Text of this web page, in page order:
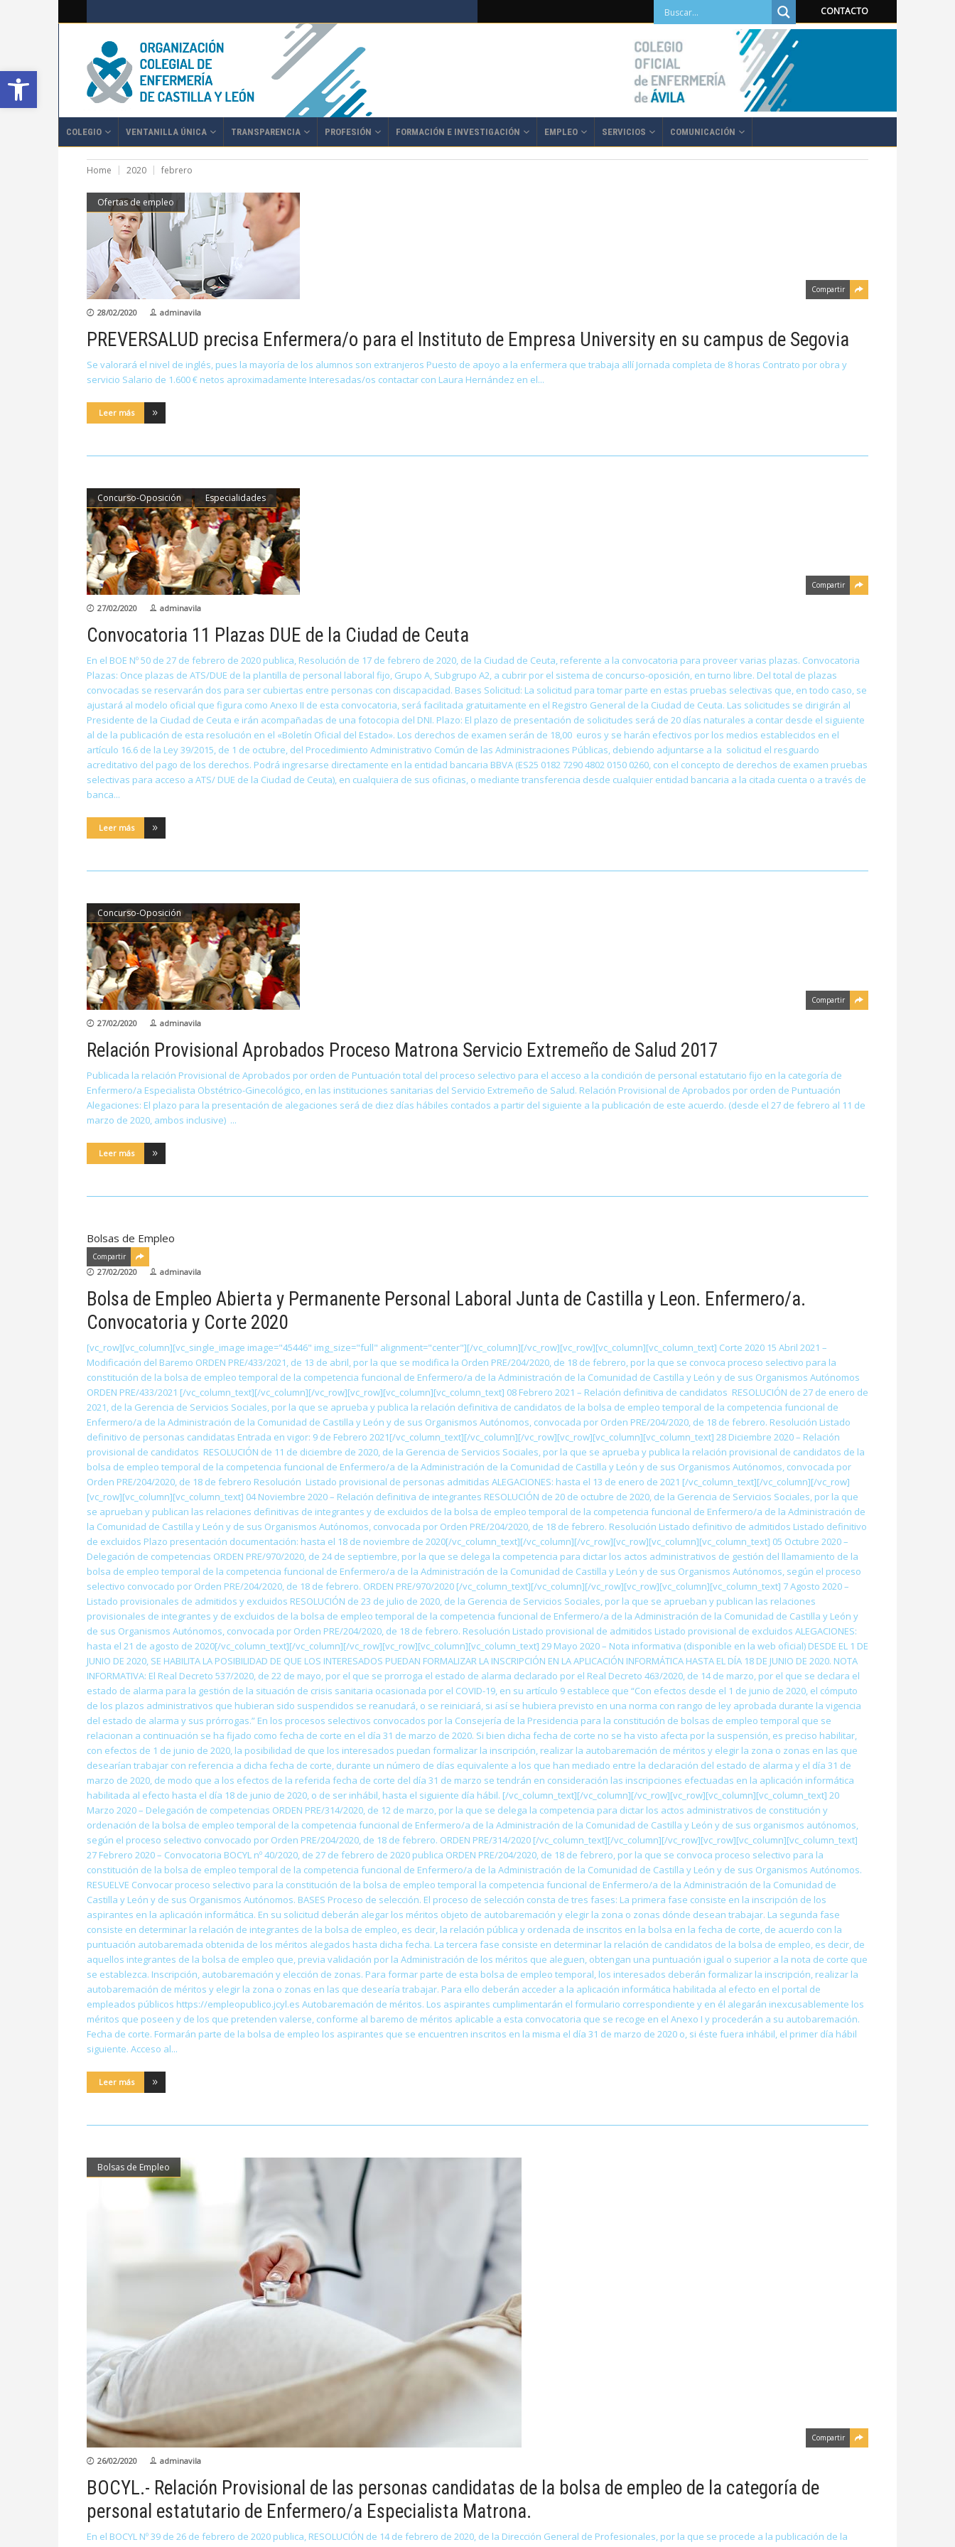
Abrir barra de herramientas
CONTACTO
COLEGIO VENTANILLA ÚNICA TRANSPARENCIA PROFESIÓN FORMACIÓN E INVESTIGACIÓN EMPLEO SERVICIOS COMUNICACIÓN
Home 2020 febrero
Ofertas de empleo
Compartir
28/02/2020 adminavila
PREVERSALUD precisa Enfermera/o para el Instituto de Empresa University en su campus de Segovia
Se valorará el nivel de inglés, pues la mayoría de los alumnos son extranjeros Puesto de apoyo a la enfermera que trabaja allí Jornada completa de 8 horas Contrato por obra y
servicio Salario de 1.600 € netos aproximadamente Interesadas/os contactar con Laura Hernández en el
Leer más
Concurso-Oposición Especialidades
Compartir
27/02/2020 adminavila
Convocatoria 11 Plazas DUE de la Ciudad de Ceuta
En el BOE Nº 50 de 27 de febrero de 2020 publica, Resolución de 17 de febrero de 2020, de la Ciudad de Ceuta, referente a la convocatoria para proveer varias plazas. Convocatoria
Plazas: Once plazas de ATS/DUE de la plantilla de personal laboral fijo, Grupo A, Subgrupo A2, a cubrir por el sistema de concurso-oposición, en turno libre. Del total de plazas
convocadas se reservarán dos para ser cubiertas entre personas con discapacidad. Bases Solicitud: La solicitud para tomar parte en estas pruebas selectivas que, en todo caso, se
ajustará al modelo oficial que figura como Anexo II de esta convocatoria, será facilitada gratuitamente en el Registro General de la Ciudad de Ceuta. Las solicitudes se dirigirán al
Presidente de la Ciudad de Ceuta e irán acompañadas de una fotocopia del DNI. Plazo: El plazo de presentación de solicitudes será de 20 días naturales a contar desde el siguiente
al de la publicación de esta resolución en el «Boletín Oficial del Estado». Los derechos de examen serán de 18,00 euros y se harán efectivos por los medios establecidos en el
artículo 16.6 de la Ley 39/2015, de 1 de octubre, del Procedimiento Administrativo Común de las Administraciones Públicas, debiendo adjuntarse a la solicitud el resguardo
acreditativo del pago de los derechos. Podrá ingresarse directamente en la entidad bancaria BBVA (ES25 0182 7290 4802 0150 0260, con el concepto de derechos de examen pruebas
selectivas para acceso a ATS/ DUE de la Ciudad de Ceuta), en cualquiera de sus oficinas, o mediante transferencia desde cualquier entidad bancaria a la citada cuenta o a través de
banca
Leer más
Concurso-Oposición
Compartir
27/02/2020 adminavila
Relación Provisional Aprobados Proceso Matrona Servicio Extremeño de Salud 2017
Publicada la relación Provisional de Aprobados por orden de Puntuación total del proceso selectivo para el acceso a la condición de personal estatutario fijo en la categoría de
Enfermero/a Especialista Obstétrico-Ginecológico, en las instituciones sanitarias del Servicio Extremeño de Salud. Relación Provisional de Aprobados por orden de Puntuación
Alegaciones: El plazo para la presentación de alegaciones será de diez días hábiles contados a partir del siguiente a la publicación de este acuerdo. (desde el 27 de febrero al 11 de
marzo de 2020, ambos inclusive)
Leer más
Bolsas de Empleo
Compartir
27/02/2020 adminavila
Bolsa de Empleo Abierta y Permanente Personal Laboral Junta de Castilla y Leon. Enfermero/a.
Convocatoria y Corte 2020
[vc_row][vc_column][vc_single_image image="45446" img_size="full" alignment="center"][/vc_column][/vc_row][vc_row][vc_column][vc_column_text] Corte 2020 15 Abril 2021 –
Modificación del Baremo ORDEN PRE/433/2021, de 13 de abril, por la que se modifica la Orden PRE/204/2020, de 18 de febrero, por la que se convoca proceso selectivo para la
constitución de la bolsa de empleo temporal de la competencia funcional de Enfermero/a de la Administración de la Comunidad de Castilla y León y de sus Organismos Autónomos
ORDEN PRE/433/2021 [/vc_column_text][/vc_column][/vc_row][vc_row][vc_column][vc_column_text] 08 Febrero 2021 – Relación definitiva de candidatos RESOLUCIÓN de 27 de enero de
2021, de la Gerencia de Servicios Sociales, por la que se aprueba y publica la relación definitiva de candidatos de la bolsa de empleo temporal de la competencia funcional de
Enfermero/a de la Administración de la Comunidad de Castilla y León y de sus Organismos Autónomos, convocada por Orden PRE/204/2020, de 18 de febrero. Resolución Listado
definitivo de personas candidatas Entrada en vigor: 9 de Febrero 2021[/vc_column_text][/vc_column][/vc_row][vc_row][vc_column][vc_column_text] 28 Diciembre 2020 – Relación
provisional de candidatos RESOLUCIÓN de 11 de diciembre de 2020, de la Gerencia de Servicios Sociales, por la que se aprueba y publica la relación provisional de candidatos de la
bolsa de empleo temporal de la competencia funcional de Enfermero/a de la Administración de la Comunidad de Castilla y León y de sus Organismos Autónomos, convocada por
Orden PRE/204/2020, de 18 de febrero Resolución Listado provisional de personas admitidas ALEGACIONES: hasta el 13 de enero de 2021 [/vc_column_text][/vc_column][/vc_row]
[vc_row][vc_column][vc_column_text] 04 Noviembre 2020 – Relación definitiva de integrantes RESOLUCIÓN de 20 de octubre de 2020, de la Gerencia de Servicios Sociales, por la que
se aprueban y publican las relaciones definitivas de integrantes y de excluidos de la bolsa de empleo temporal de la competencia funcional de Enfermero/a de la Administración de
la Comunidad de Castilla y León y de sus Organismos Autónomos, convocada por Orden PRE/204/2020, de 18 de febrero. Resolución Listado definitivo de admitidos Listado definitivo
de excluidos Plazo presentación documentación: hasta el 18 de noviembre de 2020[/vc_column_text][/vc_column][/vc_row][vc_row][vc_column][vc_column_text] 05 Octubre 2020 –
Delegación de competencias ORDEN PRE/970/2020, de 24 de septiembre, por la que se delega la competencia para dictar los actos administrativos de gestión del llamamiento de la
bolsa de empleo temporal de la competencia funcional de Enfermero/a de la Administración de la Comunidad de Castilla y León y de sus Organismos Autónomos, según el proceso
selectivo convocado por Orden PRE/204/2020, de 18 de febrero. ORDEN PRE/970/2020 [/vc_column_text][/vc_column][/vc_row][vc_row][vc_column][vc_column_text] 7 Agosto 2020 –
Listado provisionales de admitidos y excluidos RESOLUCIÓN de 23 de julio de 2020, de la Gerencia de Servicios Sociales, por la que se aprueban y publican las relaciones
provisionales de integrantes y de excluidos de la bolsa de empleo temporal de la competencia funcional de Enfermero/a de la Administración de la Comunidad de Castilla y León y
de sus Organismos Autónomos, convocada por Orden PRE/204/2020, de 18 de febrero. Resolución Listado provisional de admitidos Listado provisional de excluidos ALEGACIONES:
hasta el 21 de agosto de 2020[/vc_column_text][/vc_column][/vc_row][vc_row][vc_column][vc_column_text] 29 Mayo 2020 – Nota informativa (disponible en la web oficial) DESDE EL 1 DE
JUNIO DE 2020, SE HABILITA LA POSIBILIDAD DE QUE LOS INTERESADOS PUEDAN FORMALIZAR LA INSCRIPCIÓN EN LA APLICACIÓN INFORMÁTICA HASTA EL DÍA 18 DE JUNIO DE 2020. NOTA
INFORMATIVA: El Real Decreto 537/2020, de 22 de mayo, por el que se prorroga el estado de alarma declarado por el Real Decreto 463/2020, de 14 de marzo, por el que se declara el
estado de alarma para la gestión de la situación de crisis sanitaria ocasionada por el COVID-19, en su artículo 9 establece que “Con efectos desde el 1 de junio de 2020, el cómputo
de los plazos administrativos que hubieran sido suspendidos se reanudará, o se reiniciará, si así se hubiera previsto en una norma con rango de ley aprobada durante la vigencia
del estado de alarma y sus prórrogas.” En los procesos selectivos convocados por la Consejería de la Presidencia para la constitución de bolsas de empleo temporal que se
relacionan a continuación se ha fijado como fecha de corte en el día 31 de marzo de 2020. Si bien dicha fecha de corte no se ha visto afecta por la suspensión, es preciso habilitar,
con efectos de 1 de junio de 2020, la posibilidad de que los interesados puedan formalizar la inscripción, realizar la autobaremación de méritos y elegir la zona o zonas en las que
desearían trabajar con referencia a dicha fecha de corte, durante un número de días equivalente a los que han mediado entre la declaración del estado de alarma y el día 31 de
marzo de 2020, de modo que a los efectos de la referida fecha de corte del día 31 de marzo se tendrán en consideración las inscripciones efectuadas en la aplicación informática
habilitada al efecto hasta el día 18 de junio de 2020, o de ser inhábil, hasta el siguiente día hábil. [/vc_column_text][/vc_column][/vc_row][vc_row][vc_column][vc_column_text] 20
Marzo 2020 – Delegación de competencias ORDEN PRE/314/2020, de 12 de marzo, por la que se delega la competencia para dictar los actos administrativos de constitución y
ordenación de la bolsa de empleo temporal de la competencia funcional de Enfermero/a de la Administración de la Comunidad de Castilla y León y de sus organismos autónomos,
según el proceso selectivo convocado por Orden PRE/204/2020, de 18 de febrero. ORDEN PRE/314/2020 [/vc_column_text][/vc_column][/vc_row][vc_row][vc_column][vc_column_text]
27 Febrero 2020 – Convocatoria BOCYL nº 40/2020, de 27 de febrero de 2020 publica ORDEN PRE/204/2020, de 18 de febrero, por la que se convoca proceso selectivo para la
constitución de la bolsa de empleo temporal de la competencia funcional de Enfermero/a de la Administración de la Comunidad de Castilla y León y de sus Organismos Autónomos.
RESUELVE Convocar proceso selectivo para la constitución de la bolsa de empleo temporal la competencia funcional de Enfermero/a de la Administración de la Comunidad de
Castilla y León y de sus Organismos Autónomos. BASES Proceso de selección. El proceso de selección consta de tres fases: La primera fase consiste en la inscripción de los
aspirantes en la aplicación informática. En su solicitud deberán alegar los méritos objeto de autobaremación y elegir la zona o zonas dónde desean trabajar. La segunda fase
consiste en determinar la relación de integrantes de la bolsa de empleo, es decir, la relación pública y ordenada de inscritos en la bolsa en la fecha de corte, de acuerdo con la
puntuación autobaremada obtenida de los méritos alegados hasta dicha fecha. La tercera fase consiste en determinar la relación de candidatos de la bolsa de empleo, es decir, de
aquellos integrantes de la bolsa de empleo que, previa validación por la Administración de los méritos que aleguen, obtengan una puntuación igual o superior a la nota de corte que
se establezca. Inscripción, autobaremación y elección de zonas. Para formar parte de esta bolsa de empleo temporal, los interesados deberán formalizar la inscripción, realizar la
autobaremación de méritos y elegir la zona o zonas en las que desearía trabajar. Para ello deberán acceder a la aplicación informática habilitada al efecto en el portal de
empleados públicos https://empleopublico.jcyl.es Autobaremación de méritos. Los aspirantes cumplimentarán el formulario correspondiente y en él alegarán inexcusablemente los
méritos que poseen y de los que pretenden valerse, conforme al baremo de méritos aplicable a esta convocatoria que se recoge en el Anexo I y procederán a su autobaremación.
Fecha de corte. Formarán parte de la bolsa de empleo los aspirantes que se encuentren inscritos en la misma el día 31 de marzo de 2020 o, si éste fuera inhábil, el primer día hábil
siguiente. Acceso al
Leer más
Bolsas de Empleo
Compartir
26/02/2020 adminavila
BOCYL.- Relación Provisional de las personas candidatas de la bolsa de empleo de la categoría de
personal estatutario de Enfermero/a Especialista Matrona.
En el BOCYL Nº 39 de 26 de febrero de 2020 publica, RESOLUCIÓN de 14 de febrero de 2020, de la Dirección General de Profesionales, por la que se procede a la publicación de la